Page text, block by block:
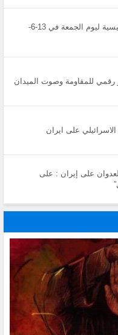
مقدمة نشرة أخبار المنار الرئيسية ليوم الجمعة في 13-6-
رقمي للمقاومة وصوت الميدان
على ايران
على إيران : على